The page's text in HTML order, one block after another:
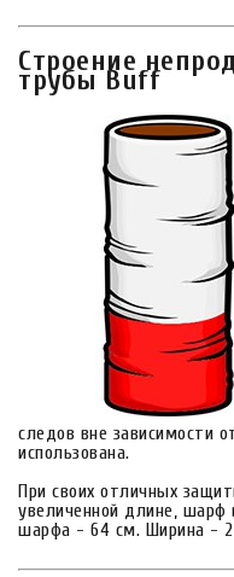
Строение
трубы Buff
следов вне зависимости
использована.
При своих отличных
увеличенной длине, шарф
шарфа - 64 см. Ширина -